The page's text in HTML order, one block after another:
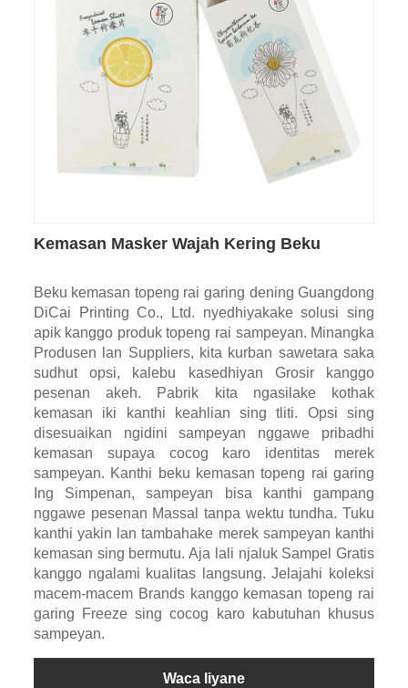
Kemasan Masker Wajah Kering Beku
Beku kemasan topeng rai garing dening Guangdong
DiCai Printing Co., Ltd. nyedhiyakake solusi sing
apik kanggo produk topeng rai sampeyan. Minangka
Produsen lan Suppliers, kita kurban sawetara saka
sudhut opsi, kalebu kasedhiyan Grosir kanggo
pesenan akeh. Pabrik kita ngasilake kothak
kemasan iki kanthi keahlian sing tliti. Opsi sing
disesuaikan ngidini sampeyan nggawe pribadhi
kemasan supaya cocog karo identitas merek
sampeyan. Kanthi beku kemasan topeng rai garing
Ing Simpenan, sampeyan bisa kanthi gampang
nggawe pesenan Massal tanpa wektu tundha. Tuku
kanthi yakin lan tambahake merek sampeyan kanthi
kemasan sing bermutu. Aja lali njaluk Sampel Gratis
kanggo ngalami kualitas langsung. Jelajahi koleksi
macem-macem Brands kanggo kemasan topeng rai
garing Freeze sing cocog karo kabutuhan khusus
sampeyan.
Waca liyane